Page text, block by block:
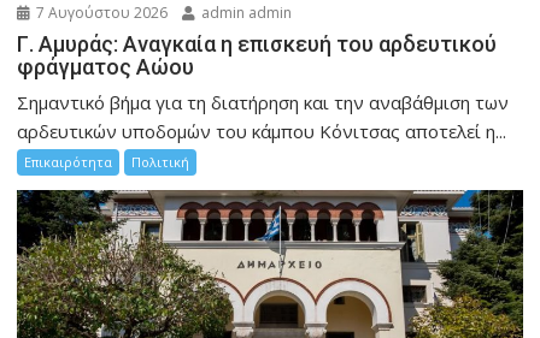
7 Αυγούστου 2026 admin admin
Γ. Αμυράς: Αναγκαία η επισκευή του αρδευτικού
φράγματος Αώου
Σημαντικό βήμα για τη διατήρηση και την αναβάθμιση των
αρδευτικών υποδομών του κάμπου Κόνιτσας αποτελεί η...
Επικαιρότητα Πολιτική